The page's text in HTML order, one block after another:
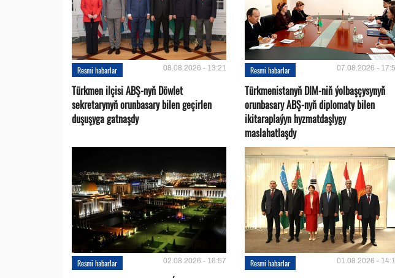
Resmi habarlar 08.08.2026 - 13:21
Türkmen ilçisi ABŞ-nyň Döwlet
sekretarynyň orunbasary bilen geçirlen
duşuşyga gatnaşdy
Resmi habarlar 07.08.2026 -
Türkmenistanyň DIM-niň ýolbaşçysynyň
orunbasary ABŞ-nyň diplomaty bilen
ikitaraplaýyn hyzmatdaşlygy
maslahatlaşdy
Resmi habarlar 02.08.2026 - 16:57 Resmi habarlar 01.08.2026 -